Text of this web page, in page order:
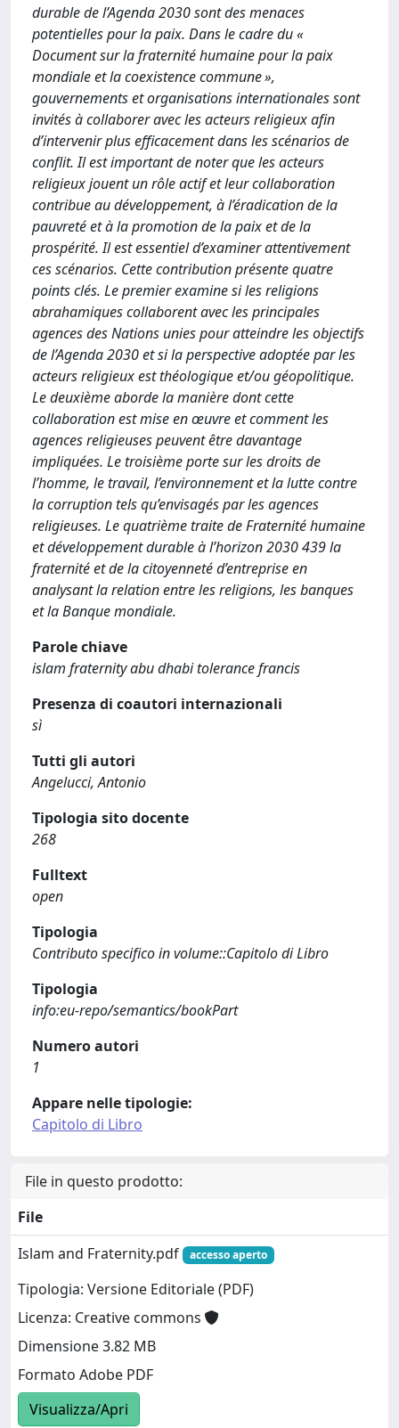
durable de l’Agenda 2030 sont des menaces
potentielles pour la paix. Dans le cadre du «
Document sur la fraternité humaine pour la paix
mondiale et la coexistence commune »,
gouvernements et organisations internationales sont
invités à collaborer avec les acteurs religieux afin
d’intervenir plus efficacement dans les scénarios de
conflit. Il est important de noter que les acteurs
religieux jouent un rôle actif et leur collaboration
contribue au développement, à l’éradication de la
pauvreté et à la promotion de la paix et de la
prospérité. Il est essentiel d’examiner attentivement
ces scénarios. Cette contribution présente quatre
points clés. Le premier examine si les religions
abrahamiques collaborent avec les principales
agences des Nations unies pour atteindre les objectifs
de l’Agenda 2030 et si la perspective adoptée par les
acteurs religieux est théologique et/ou géopolitique.
Le deuxième aborde la manière dont cette
collaboration est mise en œuvre et comment les
agences religieuses peuvent être davantage
impliquées. Le troisième porte sur les droits de
l’homme, le travail, l’environnement et la lutte contre
la corruption tels qu’envisagés par les agences
religieuses. Le quatrième traite de Fraternité humaine
et développement durable à l’horizon 2030 439 la
fraternité et de la citoyenneté d’entreprise en
analysant la relation entre les religions, les banques
et la Banque mondiale.
Parole chiave
islam fraternity abu dhabi tolerance francis
Presenza di coautori internazionali
sì
Tutti gli autori
Angelucci, Antonio
Tipologia sito docente
268
Fulltext
open
Tipologia
Contributo specifico in volume::Capitolo di Libro
Tipologia
info:eu-repo/semantics/bookPart
Numero autori
1
Appare nelle tipologie:
Capitolo di Libro
File in questo prodotto:
File
Islam and Fraternity.pdf
accesso aperto
Tipologia: Versione Editoriale (PDF)
Licenza: Creative commons
Dimensione 3.82 MB
Formato Adobe PDF
Visualizza/Apri